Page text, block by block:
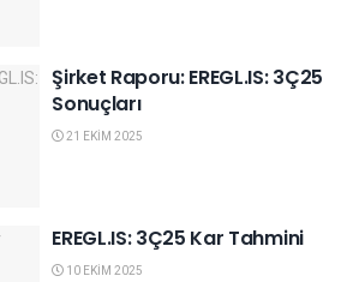
Şirket Raporu: EREGL.IS: 3Ç25
Sonuçları
21 EKIM 2025
EREGL.IS: 3Ç25 Kar Tahmini
10 EKIM 2025